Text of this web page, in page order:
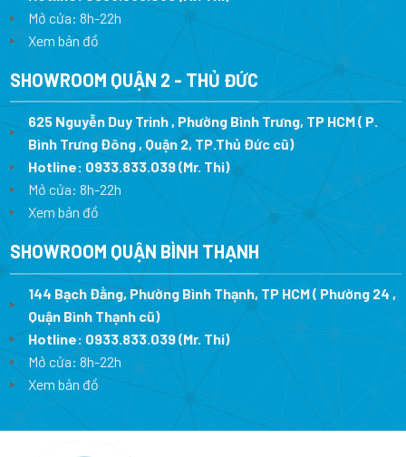
Mở cửa: 8h-22h
Xem bản đồ
SHOWROOM QUẬN 2 - THỦ ĐỨC
625 Nguyễn Duy Trinh , Phường Bình Trưng, TP HCM ( P.
Bình Trưng Đông , Quận 2, TP.Thủ Đức cũ)
Hotline: 0933.833.039(Mr. Thi)
Mở cửa: 8h-22h
Xem bản đồ
SHOWROOM QUẬN BÌNH THẠNH
144 Bạch Đằng, Phường Bình Thạnh, TP HCM ( Phường 24 ,
Quận Bình Thạnh cũ)
Hotline: 0933.833.039(Mr. Thi)
Mở cửa: 8h-22h
Xem bản đồ